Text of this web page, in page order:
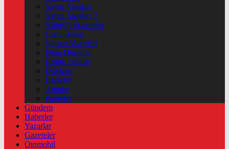
Yayın Akışları
Yayın Akışları 2
Nöbetçi Eczaneler
Canlı Borsa
Namaz Vakitleri
Puan Durumu
Kripto Paralar
Dövizler
Hisseler
Altınlar
Pariteler
Gündem
Haberler
Yazarlar
Gazeteler
Otomobil